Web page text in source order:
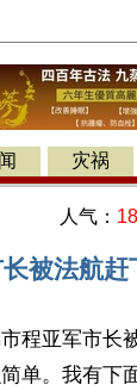
灾祸
人气：
被法航
程亚军市
单。我有下